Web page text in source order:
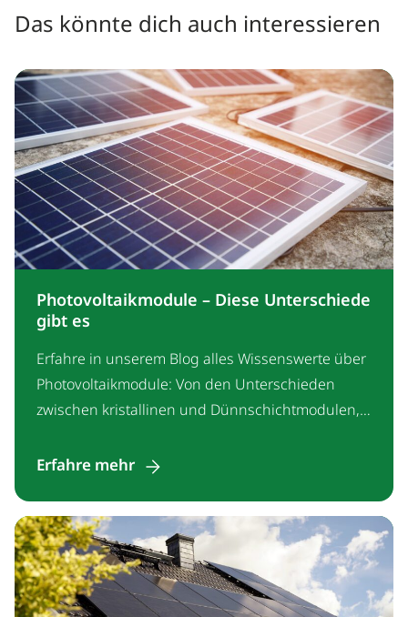
Das könnte dich auch interessieren
Photovoltaikmodule – Diese Unterschiede
gibt es
Erfahre in unserem Blog alles Wissenswerte über
Photovoltaikmodule: Von den Unterschieden
zwischen kristallinen und Dünnschichtmodulen,
Modellen führender Hersteller.
Erfahre mehr